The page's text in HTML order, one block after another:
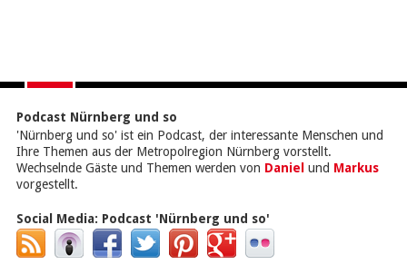
Podcast Nürnberg und so
'Nürnberg und so' ist ein Podcast, der interessante Menschen und
Ihre Themen aus der Metropolregion Nürnberg vorstellt.
Wechselnde Gäste und Themen werden von Daniel und Markus
vorgestellt.
Social Media: Podcast 'Nürnberg und so'